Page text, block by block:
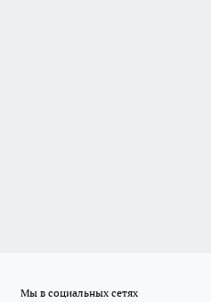
Мы в социальных сетях